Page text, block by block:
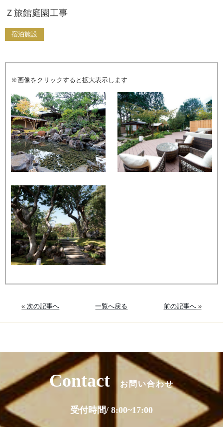
Ｚ旅館庭園工事
宿泊施設
※画像をクリックすると拡大表示します
«次の記事へ 一覧へ戻る 前の記事へ»
Contact お問い合わせ
受付時間/ 8:00~17:00